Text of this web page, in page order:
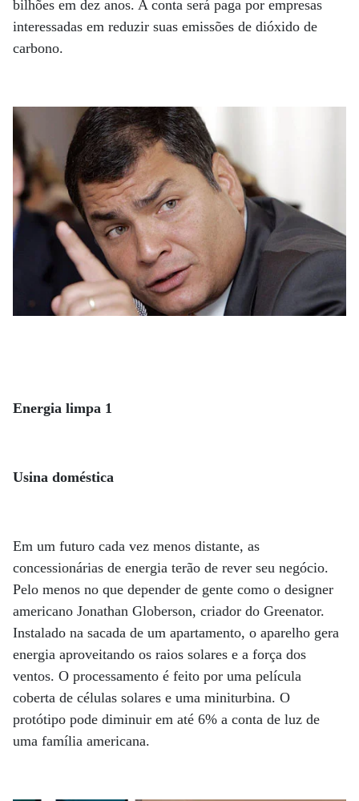
bilhões em dez anos. A conta será paga por empresas
interessadas em reduzir suas emissões de dióxido de
carbono.
Energia limpa 1
Usina doméstica
Em um futuro cada vez menos distante, as
concessionárias de energia terão de rever seu negócio.
Pelo menos no que depender de gente como o designer
americano Jonathan Globerson, criador do Greenator.
Instalado na sacada de um apartamento, o aparelho gera
energia aproveitando os raios solares e a força dos
ventos. O processamento é feito por uma película
coberta de células solares e uma miniturbina. O
protótipo pode diminuir em até 6% a conta de luz de
uma família americana.